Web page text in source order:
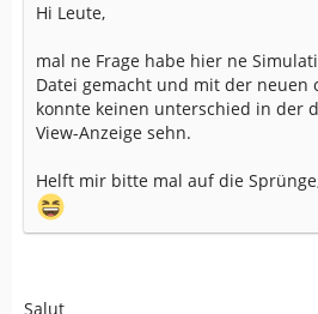
Hi Leute,
mal ne Frage habe hier ne
Datei gemacht und mit der neuen
konnte keinen unterschied in der
View-Anzeige sehn.
Helft mir bitte mal auf die
Salut